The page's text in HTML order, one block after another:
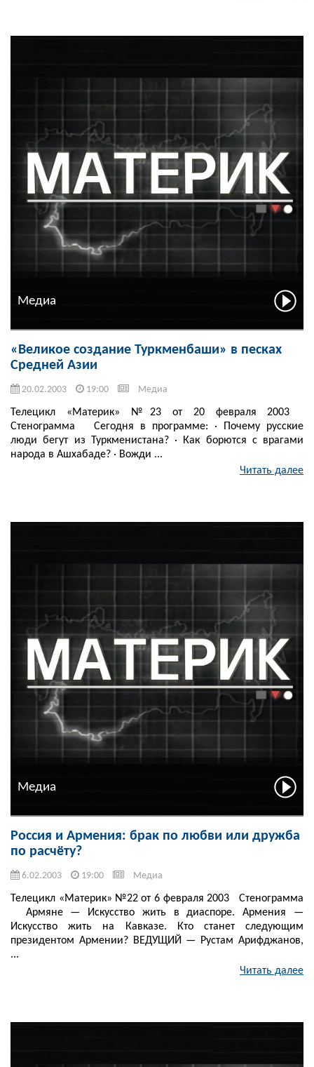
Медиа
«Великое создание Туркменбаши» в песках
Средней Азии
20.02.2003 19:00 Медиа
Телецикл «Материк» №23 от 20 февраля 2003
Стенограмма Сегодня в программе: · Почему русские
люди бегут из Туркменистана? · Как борются с врагами
народа в Ашхабаде? · Вожди ...
Читать далее
Медиа
Россия и Армения: брак по любви или дружба
по расчёту?
6.02.2003 19:00 Медиа
Телецикл «Материк» №22 от 6 февраля 2003 Стенограмма
Армяне — Искусство жить в диаспоре. Армения —
Искусство жить на Кавказе. Кто станет следующим
президентом Армении? ВЕДУЩИЙ — Рустам Арифджанов,
...
Читать далее